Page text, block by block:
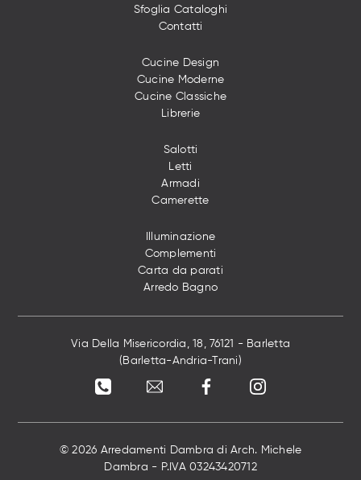
Sfoglia Cataloghi
Contatti
Cucine Design
Cucine Moderne
Cucine Classiche
Librerie
Salotti
Letti
Armadi
Camerette
Illuminazione
Complementi
Carta da parati
Arredo Bagno
Via Della Misericordia, 18, 76121 - Barletta
(Barletta-Andria-Trani)
© 2026 Arredamenti Dambra di Arch. Michele
Dambra - P.IVA 03243420712